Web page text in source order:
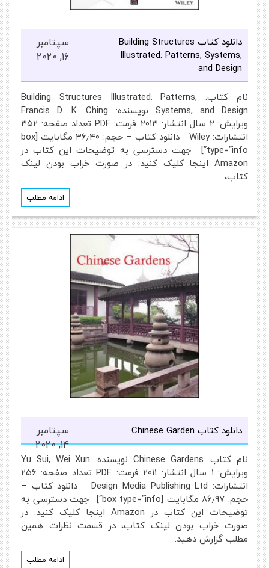
دانلود کتاب Building Structures
Illustrated: Patterns, Systems,
and Design
سپتامبر
16, 2020
نام کتاب: Building Structures Illustrated: Patterns,
Systems, and Design نویسنده: Francis D. K. Ching
ویرایش: ۲ سال انتشار: ۲۰۱۳ فرمت: PDF تعداد صفحه: ۳۵۲
انتشارات: Wiley دانلود کتاب – حجم: ۳۶٫۴۰ مگابایت [box
type=”info”] جهت دسترسی به توضیحات این کتاب در
Amazon اینجا کلیک کنید. در صورت خراب بودن لینک
کتاب،…
ادامه مطلب
دانلود کتاب Chinese Garden
سپتامبر
14, 2020
نام کتاب: Chinese Gardens نویسنده: Yu Sui, Wei Xun
ویرایش: ۱ سال انتشار: ۲۰۱۱ فرمت: PDF تعداد صفحه: ۲۵۶
انتشارات: Design Media Publishing Ltd دانلود کتاب –
حجم: ۸۶٫۹۷ مگابایت [box type=”info”] جهت دسترسی به
توضیحات این کتاب در Amazon اینجا کلیک کنید. در
صورت خراب بودن لینک کتاب، در قسمت نظرات همین
مطلب گزارش دهید.
ادامه مطلب